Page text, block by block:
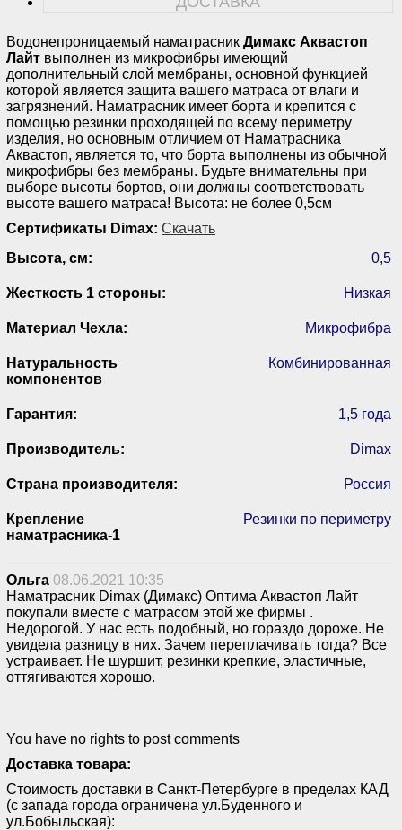
Водонепроницаемый наматрасник Димакс Аквастоп
Лайт выполнен из микрофибры имеющий
дополнительный слой мембраны, основной функцией
которой является защита вашего матраса от влаги и
загрязнений. Наматрасник имеет борта и крепится с
помощью резинки проходящей по всему периметру
изделия, но основным отличием от Наматрасника
Аквастоп, является то, что борта выполнены из обычной
микрофибры без мембраны. Будьте внимательны при
выборе высоты бортов, они должны соответствовать
высоте вашего матраса! Высота: не более 0,5см
Сертификаты Dimax: Скачать
Высота, см:
0,5
Жесткость 1 стороны: Низкая
Материал Чехла: Микрофибра
Натуральность
компонентов
Комбинированная
Гарантия: 1,5 года
Производитель: Dimax
Страна производителя: Россия
Крепление
наматрасника-1
Резинки по периметру
Ольга 08.06.2021 10:35
Наматрасник Dimax (Димакс) Оптима Аквастоп Лайт
покупали вместе с матрасом этой же фирмы .
Недорогой. У нас есть подобный, но гораздо дороже. Не
увидела разницу в них. Зачем переплачивать тогда? Все
устраивает. Не шуршит, резинки крепкие, эластичные,
оттягиваются хорошо.
You have no rights to post comments
Доставка товара:
Стоимость доставки в Санкт-Петербурге в пределах КАД
(с запада города ограничена ул.Буденного и
ул.Бобыльская):